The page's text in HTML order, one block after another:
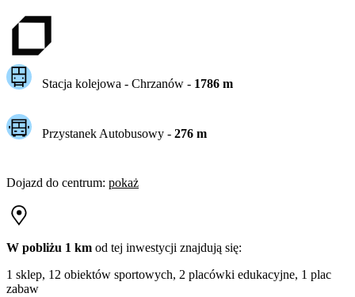
Stacja kolejowa - Chrzanów- 1786m
Przystanek Autobusowy - 276m
Dojazd do centrum: pokaż
W pobliżu 1 km od tej inwestycji znajdują się:
1 sklep, 12 obiektów sportowych, 2 placówki edukacyjne, 1 plac
zabaw